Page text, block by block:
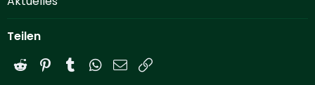
Teilen
Reddit PinterestTumblrWhatsApp
E-Mail